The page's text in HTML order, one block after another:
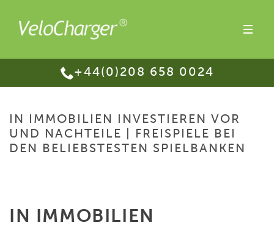
+44(0)208 658 0024
IN IMMOBILIEN INVESTIEREN VOR
UND NACHTEILE | FREISPIELE BEI
DEN BELIEBSTESTEN SPIELBANKEN
IN IMMOBILIEN